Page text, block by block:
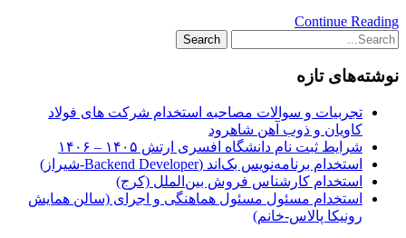
Continue Reading
نوشته‌های تازه
تجربیات و سوالات مصاحبه استخدام شرکت های فولاد
کاویان و ذوب آهن شاهرود
شرایط ثبت نام دانشگاه افسری ارتش ۱۴۰۵ – ۱۴۰۶
استخدام برنامه‌نویس بک‌اند (Backend Developer-شیراز)
استخدام کارشناس فروش بین‌الملل (کرج)
استخدام مسئول مسئول هماهنگی و اجرای (سالن همایش
رونیکا پالاس-خانم)